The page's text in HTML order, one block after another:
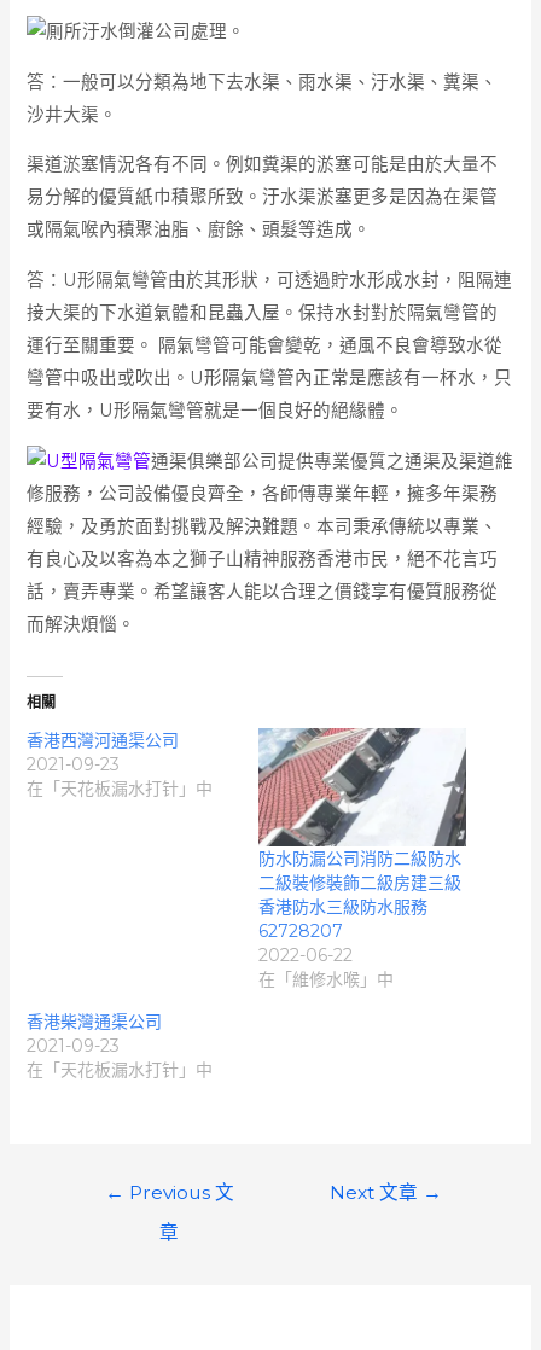
公司處理。
答：一般可以分類為地下去水渠、雨水渠、汙水渠、糞渠、
沙井大渠。
渠道淤塞情況各有不同。例如糞渠的淤塞可能是由於大量不
易分解的優質紙巾積聚所致。汙水渠淤塞更多是因為在渠管
或隔氣喉內積聚油脂、廚餘、頭髮等造成。
答：U形隔氣彎管由於其形狀，可透過貯水形成水封，阻隔連
接大渠的下水道氣體和昆蟲入屋。保持水封對於隔氣彎管的
運行至關重要。 隔氣彎管可能會變乾，通風不良會導致水從
彎管中吸出或吹出。U形隔氣彎管內正常是應該有一杯水，只
要有水，U形隔氣彎管就是一個良好的絕緣體。
通渠俱樂部公司提供專業優質之通渠及渠道維
修服務，公司設備優良齊全，各師傳專業年輕，擁多年渠務
經驗，及勇於面對挑戰及解決難題。本司秉承傳統以專業、
有良心及以客為本之獅子山精神服務香港市民，絕不花言巧
話，賣弄專業。希望讓客人能以合理之價錢享有優質服務從
而解決煩惱。
相關
香港西灣河通渠公司
2021-09-23
在「天花板漏水打针」中
防水防漏公司消防二級防水
二級裝修裝飾二級房建三級
香港防水三級防水服務
62728207
2022-06-22
在「維修水喉」中
香港柴灣通渠公司
2021-09-23
在「天花板漏水打针」中
← Previous 文
章
Next 文章 →